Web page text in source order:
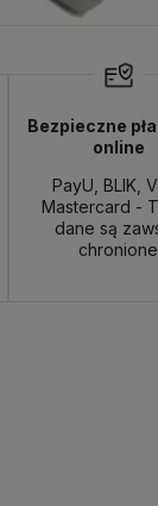
Bezpieczne
online
PayU, BLIK,
Mastercard -
dane są
chronione